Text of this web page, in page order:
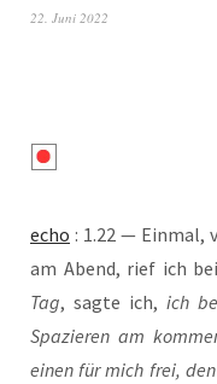
22. Juni 2022
echo : 1.22 — Ein­mal,
am Abend, rief ich bei
Tag, sag­te ich, ich
Spa­zie­ren am
einen für mich frei,